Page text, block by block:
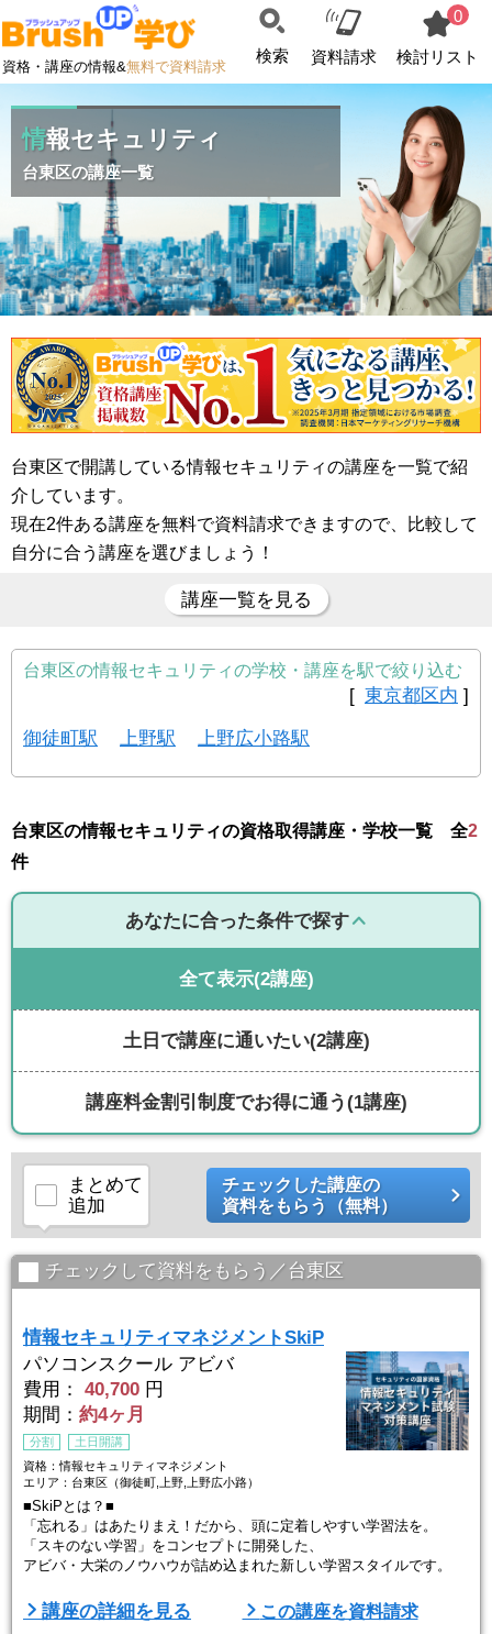
資格・講座の情報&無料で資料請求
検索 資料請求
0
検討リスト
情報セキュリティ
台東区の講座一覧
台東区で開講している情報セキュリティの講座を一覧で紹
介しています。
現在2件ある講座を無料で資料請求できますので、比較して
自分に合う講座を選びましょう！
講座一覧を見る
台東区の情報セキュリティの学校・講座を駅で絞り込む
[ 東京都区内 ]
御徒町駅 上野駅 上野広小路駅
台東区の情報セキュリティの資格取得講座・学校一覧 全2
件
あなたに合った条件で探す
全て表示(2講座)
土日で講座に通いたい(2講座)
講座料金割引制度でお得に通う(1講座)
まとめて
追加
チェックした講座の
資料をもらう（無料）
チェックして資料をもらう／台東区
情報セキュリティマネジメントSkiP
パソコンスクール アビバ
費用：
40,700 円
期間： 約4ヶ月
分割
土日開講
資格：情報セキュリティマネジメント
エリア：台東区（御徒町,上野,上野広小路）
■SkiPとは？■
「忘れる」はあたりまえ！だから、頭に定着しやすい学習法を。
「スキのない学習」をコンセプトに開発した、
アビバ・大栄のノウハウが詰め込まれた新しい学習スタイルです。
■講座の特徴
①今から始める人も、仕事が忙しい人も
講座の詳細を見る この講座を資料請求